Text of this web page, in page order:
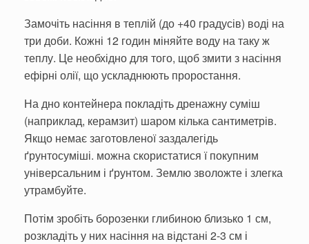
Замочіть насіння в теплій (до +40 градусів) воді на
три доби. Кожні 12 годин міняйте воду на таку ж
теплу. Це необхідно для того, щоб змити з насіння
ефірні олії, що ускладню­ють проростання.
На дно контейнера покладіть дренажну суміш
(наприклад, керамзит) шаром кілька сантиметрів.
Якщо немає заготовленої заздалегідь
ґрунтосуміші. можна скористатися ї покупним
універсальним і ґрунтом. Землю зволожте і злегка
утрамбуйте.
Потім зробіть борозен­ки глибиною близько 1 см,
розкладіть у них насіння на відстані 2-3 см і